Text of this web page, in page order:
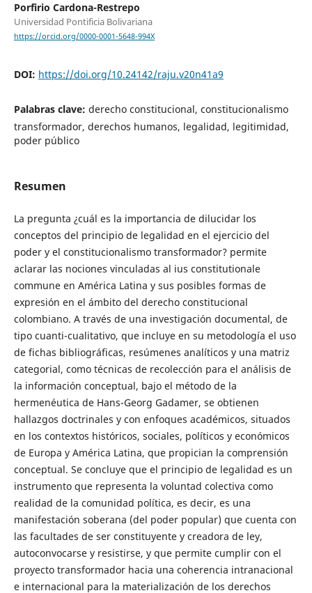
Porfirio Cardona-Restrepo
Universidad Pontificia Bolivariana
https://orcid.org/0000-0001-5648-994X
DOI: https://doi.org/10.24142/raju.v20n41a9
Palabras clave: derecho constitucional, constitucionalismo
transformador, derechos humanos, legalidad, legitimidad,
poder público
Resumen
La pregunta ¿cuál es la importancia de dilucidar los
conceptos del principio de legalidad en el ejercicio del
poder y el constitucionalismo transformador? permite
aclarar las nociones vinculadas al ius constitutionale
commune en América Latina y sus posibles formas de
expresión en el ámbito del derecho constitucional
colombiano. A través de una investigación documental, de
tipo cuanti-cualitativo, que incluye en su metodología el uso
de fichas bibliográficas, resúmenes analíticos y una matriz
categorial, como técnicas de recolección para el análisis de
la información conceptual, bajo el método de la
hermenéutica de Hans-Georg Gadamer, se obtienen
hallazgos doctrinales y con enfoques académicos, situados
en los contextos históricos, sociales, políticos y económicos
de Europa y América Latina, que propician la comprensión
conceptual. Se concluye que el principio de legalidad es un
instrumento que representa la voluntad colectiva como
realidad de la comunidad política, es decir, es una
manifestación soberana (del poder popular) que cuenta con
las facultades de ser constituyente y creadora de ley,
autoconvocarse y resistirse, y que permite cumplir con el
proyecto transformador hacia una coherencia intranacional
e internacional para la materialización de los derechos